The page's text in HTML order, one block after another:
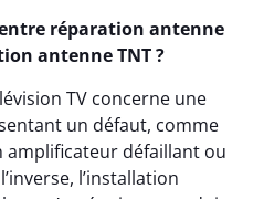
réparation antenne
antenne TNT ?
TV concerne une
un défaut, comme
amplificateur défaillant ou
l’installation